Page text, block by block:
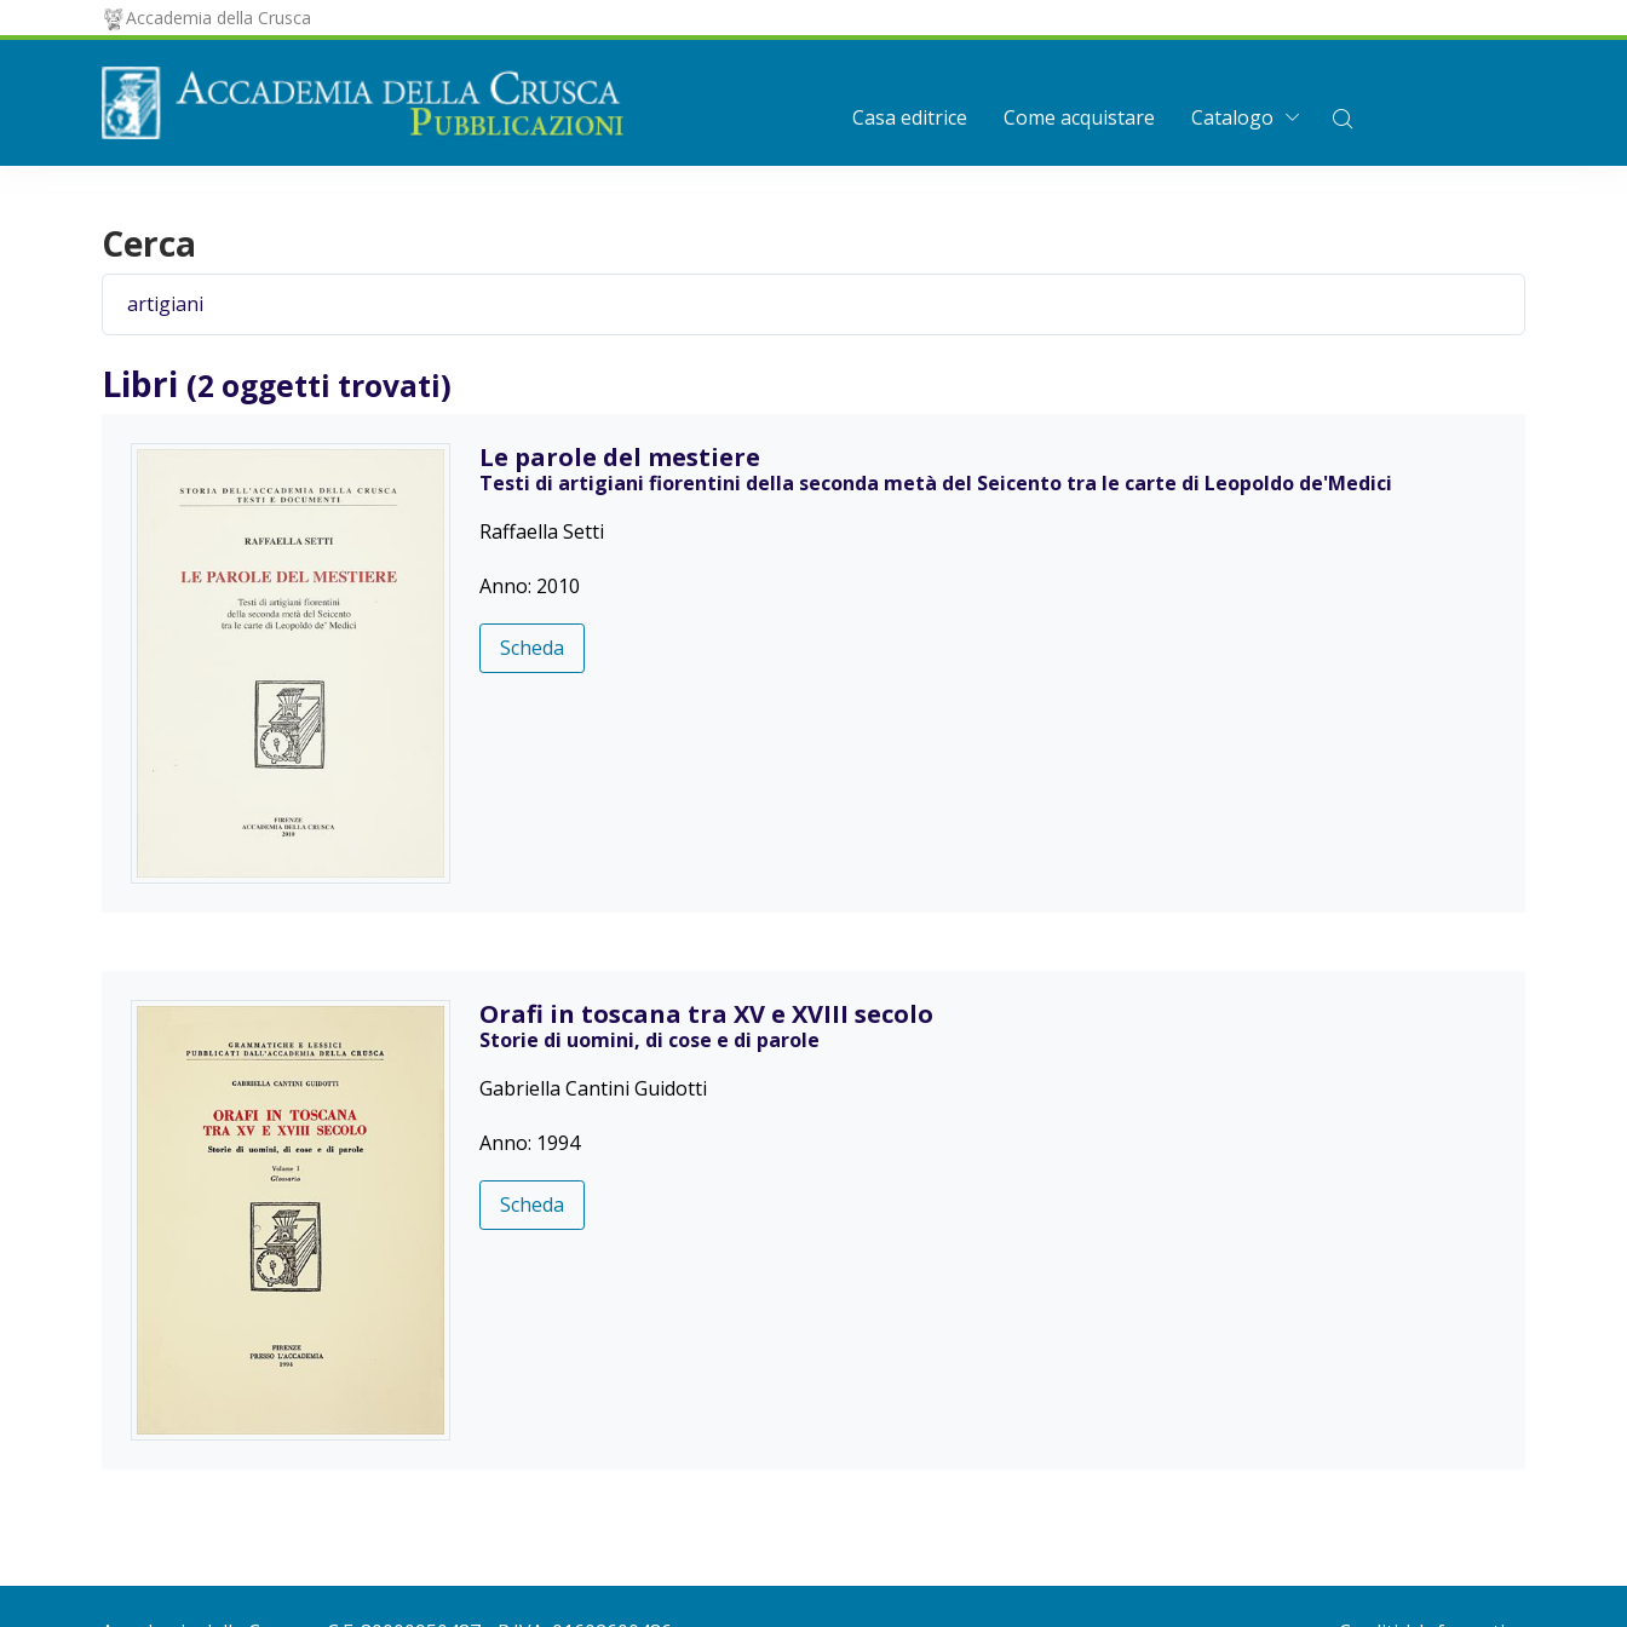
Accademia della Crusca
Casa editrice Come acquistare Catalogo
Cerca
Libri (2 oggetti trovati)
Le parole del mestiere
Testi di artigiani fiorentini della seconda metà del Seicento tra le carte di Leopoldo de'Medici
Raffaella Setti
Anno: 2010
Scheda
Orafi in toscana tra XV e XVIII secolo
Storie di uomini, di cose e di parole
Gabriella Cantini Guidotti
Anno: 1994
Scheda